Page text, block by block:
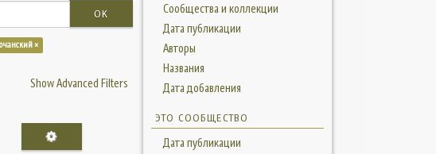
OK
×
Show Advanced Filters
Сообщества и коллекции
Дата публикации
Авторы
Названия
Дата добавления
ЭТО СООБЩЕСТВО
Дата публикации